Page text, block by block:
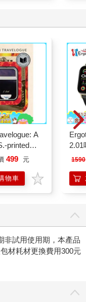
A
printed
499 元
物車
2.01
1590
非試用使用期，本產品
材耗材更換費用300元